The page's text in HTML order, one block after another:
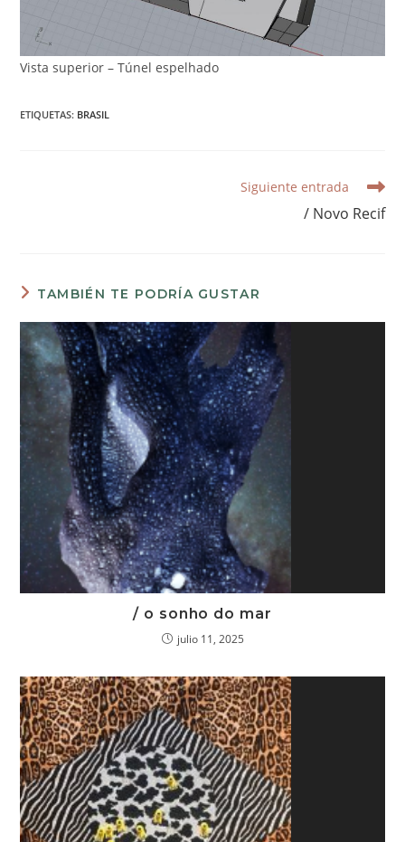
Vista superior – Túnel espelhado
ETIQUETAS: BRASIL
Siguiente entrada
/ Novo Recif
TAMBIÉN TE PODRÍA GUSTAR
/ o sonho do mar
julio 11, 2025